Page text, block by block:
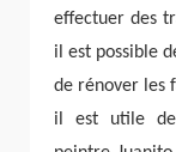
effectuer des
il est possible
de rénover les
il est utile de